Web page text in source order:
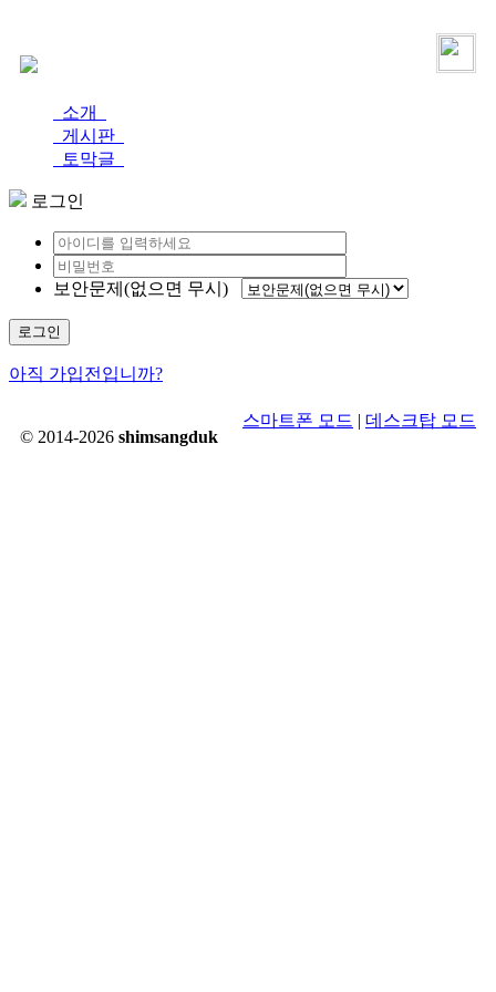
소개
게시판
토막글
로그인
보안문제(없으면 무시)
로그인
아직 가입전입니까?
© 2014-2026 shimsangduk
스마트폰 모드 | 데스크탑 모드